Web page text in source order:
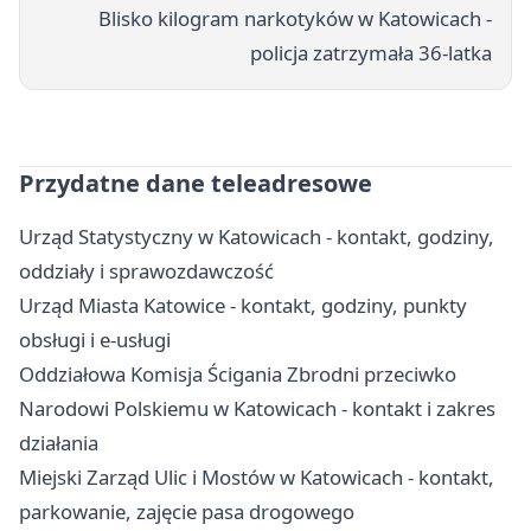
Blisko kilogram narkotyków w Katowicach -
policja zatrzymała 36-latka
Przydatne dane teleadresowe
Urząd Statystyczny w Katowicach - kontakt, godziny,
oddziały i sprawozdawczość
Urząd Miasta Katowice - kontakt, godziny, punkty
obsługi i e-usługi
Oddziałowa Komisja Ścigania Zbrodni przeciwko
Narodowi Polskiemu w Katowicach - kontakt i zakres
działania
Miejski Zarząd Ulic i Mostów w Katowicach - kontakt,
parkowanie, zajęcie pasa drogowego